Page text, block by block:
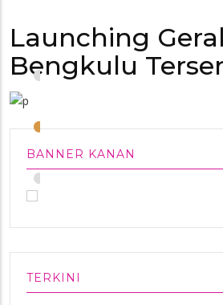
Launching
Bengkulu
BANNER KANAN
•
•
•
TERKINI